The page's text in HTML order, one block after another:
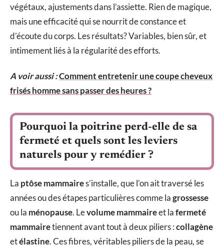
végétaux, ajustements dans l’assiette. Rien de magique,
mais une efficacité qui se nourrit de constance et
d’écoute du corps. Les résultats? Variables, bien sûr, et
intimement liés à la régularité des efforts.
A voir aussi :Comment entretenir une coupe cheveux
frisés homme sans passer des heures ?
Pourquoi la poitrine perd-elle de sa
fermeté et quels sont les leviers
naturels pour y remédier ?
La ptôse mammaires’installe, que l’on ait traversé les
années ou des étapes particulières comme lagrossesse
ou la ménopause. Levolume mammaireet lafermeté
mammairetiennent avant tout à deux piliers :collagène
etélastine. Ces fibres, véritables piliers de la peau, se